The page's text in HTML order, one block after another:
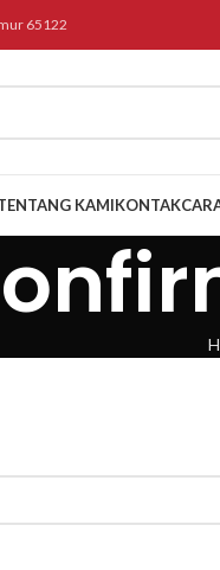
65122
KAMIKONTAK